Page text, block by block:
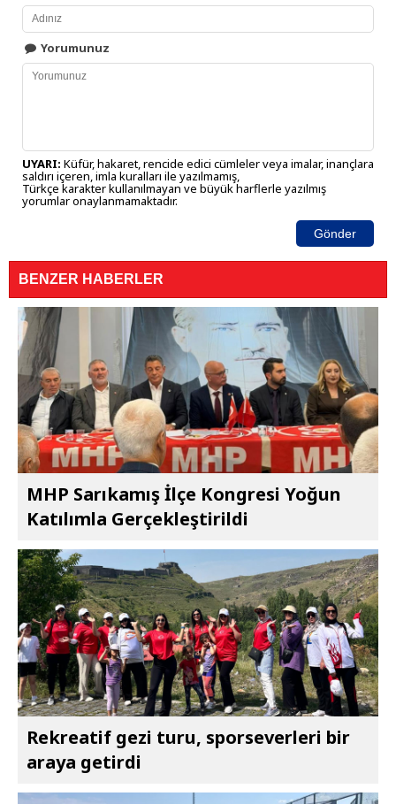
Yorumunuz
UYARI: Küfür, hakaret, rencide edici cümleler veya imalar, inançlara
saldırı içeren, imla kuralları ile yazılmamış,
Türkçe karakter kullanılmayan ve büyük harflerle yazılmış
yorumlar onaylanmamaktadır.
Gönder
BENZER HABERLER
MHP Sarıkamış İlçe Kongresi Yoğun
Katılımla Gerçekleştirildi
Rekreatif gezi turu, sporseverleri bir
araya getirdi